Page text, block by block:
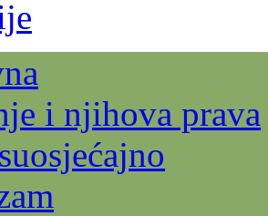
i njihova prava